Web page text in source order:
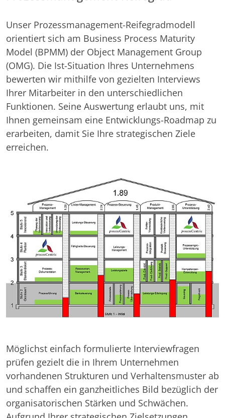
Unser Prozessmanagement-Reifegradmodell
orientiert sich am Business Process Maturity
Model (BPMM) der Object Management Group
(OMG). Die Ist-Situation Ihres Unternehmens
bewerten wir mithilfe von gezielten Interviews
Ihrer Mitarbeiter in den unterschiedlichen
Funktionen. Seine Auswertung erlaubt uns, mit
Ihnen gemeinsam eine Entwicklungs-Roadmap zu
erarbeiten, damit Sie Ihre strategischen Ziele
erreichen.
Möglichst einfach formulierte Interviewfragen
prüfen gezielt die in Ihrem Unternehmen
vorhandenen Strukturen und Verhaltensmuster ab
und schaffen ein ganzheitliches Bild bezüglich der
organisatorischen Stärken und Schwächen.